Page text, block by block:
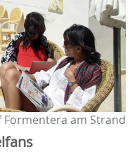
Formentera am Strand